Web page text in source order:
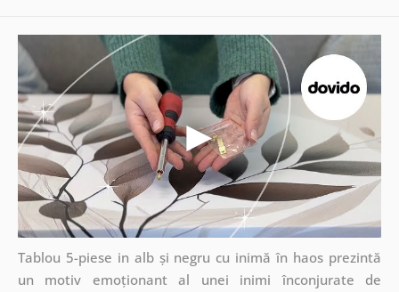
Tablou 5-piese in alb și negru cu inimă în haos prezintă
un motiv emoționant al unei inimi înconjurate de